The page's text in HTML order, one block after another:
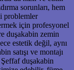
sorunları, hem
problemler
için profesyonel
duşakabin zemin
estetik değil, aynı
satışı ve montajı
duşakabin